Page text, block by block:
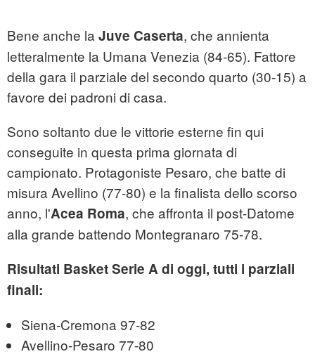
Bene anche la Juve Caserta, che annienta
letteralmente la Umana Venezia (84-65). Fattore
della gara il parziale del secondo quarto (30-15) a
favore dei padroni di casa.
Sono soltanto due le vittorie esterne fin qui
conseguite in questa prima giornata di
campionato. Protagoniste Pesaro, che batte di
misura Avellino (77-80) e la finalista dello scorso
anno, l'Acea Roma, che affronta il post-Datome
alla grande battendo Montegranaro 75-78.
Risultati Basket Serie A di oggi, tutti i parziali
finali:
Siena-Cremona 97-82
Avellino-Pesaro 77-80